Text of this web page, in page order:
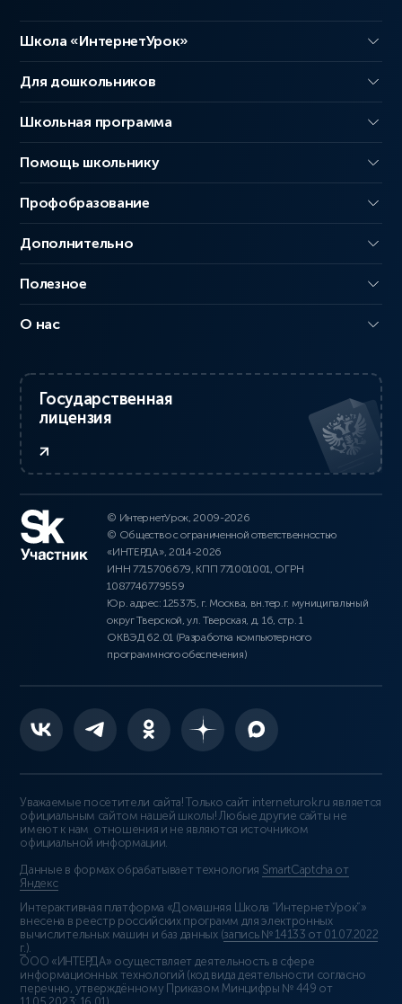
Школа «ИнтернетУрок»
Для дошкольников
Школьная программа
Помощь школьнику
Профобразование
Дополнительно
Полезное
О нас
Государственная
лицензия
© ИнтернетУрок, 2009-2026
© Общество с ограниченной ответственностью
«ИНТЕРДА», 2014-2026
ИНН 7715706679, КПП 771001001, ОГРН
1087746779559
Юр. адрес: 125375, г. Москва, вн.тер.г. муниципальный
округ Тверской, ул. Тверская, д. 16, стр. 1
ОКВЭД 62.01 (Разработка компьютерного
программного обеспечения)
Уважаемые посетители сайта! Только сайт interneturok.ru является
официальным сайтом нашей школы! Любые другие сайты не
имеют к нам отношения и не являются источником
официальной информации.
Данные в формах обрабатывает технология SmartCaptcha от
Яндекс
Интерактивная платформа «Домашняя Школа “ИнтернетУрок”»
внесена в реестр российских программ для электронных
вычислительных машин и баз данных (запись № 14133 от 01.07.2022
г.).
ООО «ИНТЕРДА» осуществляет деятельность в сфере
информационных технологий (код вида деятельности согласно
перечню, утверждённому Приказом Минцифры № 449 от